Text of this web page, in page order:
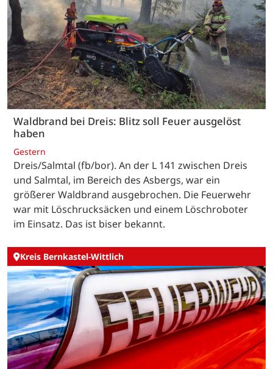
Waldbrand bei Dreis: Blitz soll Feuer ausgelöst
haben
Gestern
Dreis/Salmtal (fb/bor). An der L 141 zwischen Dreis
und Salmtal, im Bereich des Asbergs, war ein
größerer Waldbrand ausgebrochen. Die Feuerwehr
war mit Löschrucksäcken und einem Löschroboter
im Einsatz. Das ist biser bekannt.
Kreis Bernkastel-Wittlich